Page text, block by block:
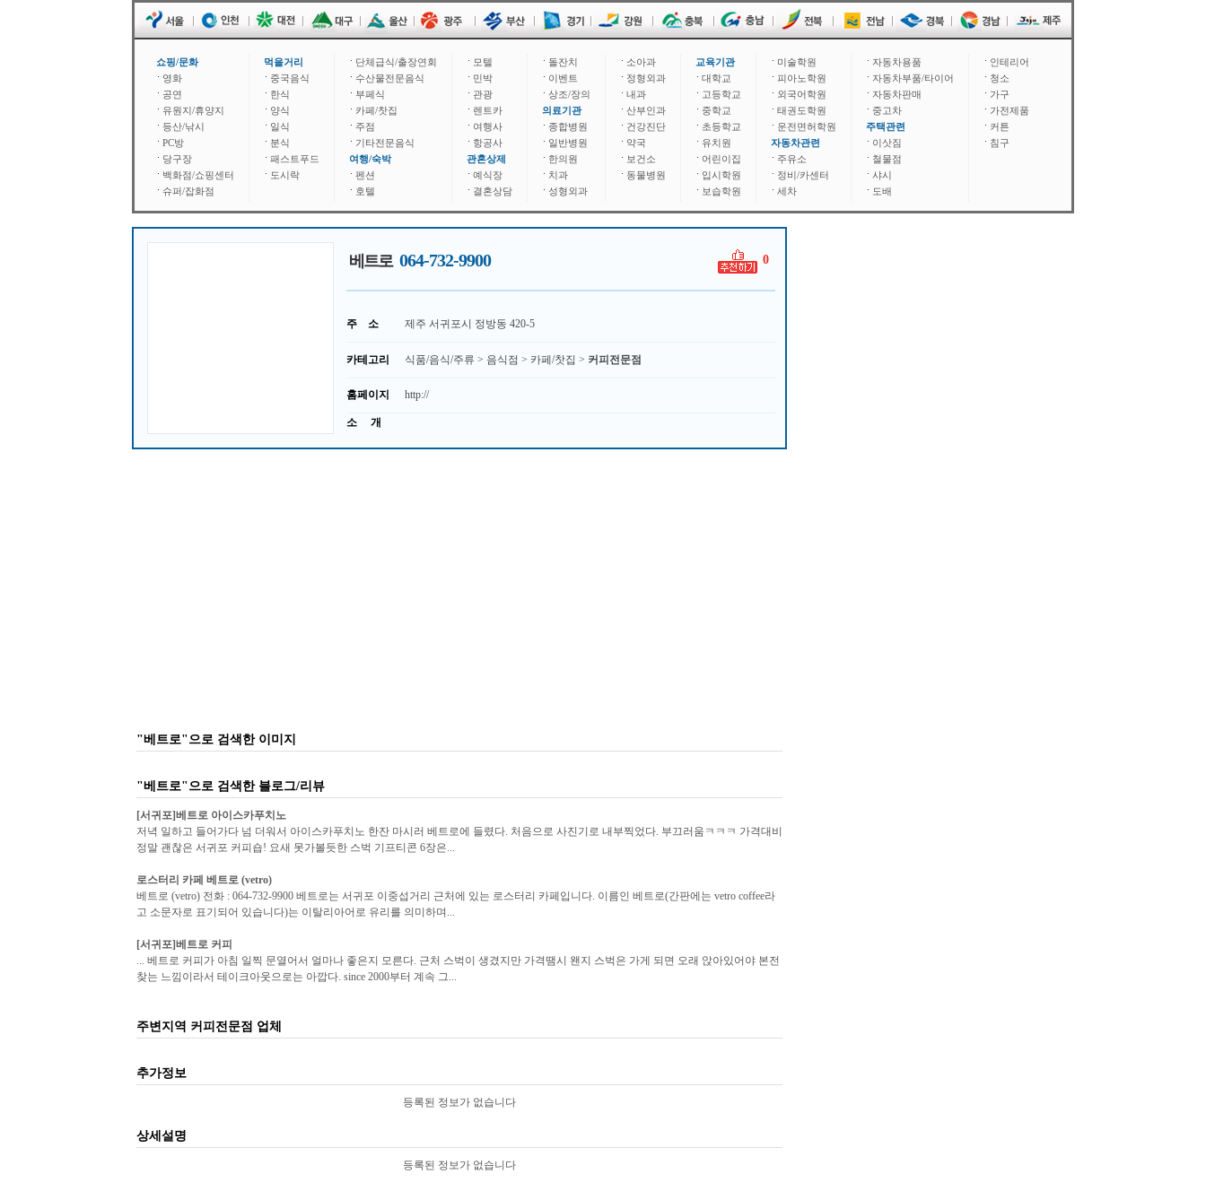
쇼핑/문화
영화
공연
유원지/휴양지
등산/낚시
PC방
당구장
백화점/쇼핑센터
슈퍼/잡화점
먹을거리
중국음식
한식
양식
일식
분식
패스트푸드
도시락
단체급식/출장연회
수산물전문음식
부페식
카페/찻집
주점
기타전문음식
여행/숙박
펜션
호텔
모텔
민박
관광
렌트카
여행사
항공사
관혼상제
예식장
결혼상담
돌잔치
이벤트
상조/장의
의료기관
종합병원
일반병원
한의원
치과
성형외과
소아과
정형외과
내과
산부인과
건강진단
약국
보건소
동물병원
교육기관
대학교
고등학교
중학교
초등학교
유치원
어린이집
입시학원
보습학원
미술학원
피아노학원
외국어학원
태권도학원
운전면허학원
자동차관련
주유소
정비/카센터
세차
자동차용품
자동차부품/타이어
자동차판매
중고차
주택관련
이삿짐
철물점
샤시
도배
인테리어
청소
가구
가전제품
커튼
침구
베트로 064-732-9900 0
주 소 제주 서귀포시 정방동 420-5
카테고리 식품/음식/주류 > 음식점 > 카페/찻집 > 커피전문점
홈페이지 http://
소 개
"베트로"으로 검색한 이미지
"베트로"으로 검색한 블로그/리뷰
[서귀포]베트로 아이스카푸치노
저녁 일하고 들어가다 넘 더워서 아이스카푸치노 한잔 마시러 베트로에 들렸다. 처음으로 사진기로 내부찍었다. 부끄러움ㅋㅋㅋ 가격대비
정말 괜찮은 서귀포 커피숍! 요새 못가볼듯한 스벅 기프티콘 6장은...
로스터리 카페 베트로 (vetro)
베트로 (vetro) 전화 : 064-732-9900 베트로는 서귀포 이중섭거리 근처에 있는 로스터리 카페입니다. 이름인 베트로(간판에는 vetro coffee라
고 소문자로 표기되어 있습니다)는 이탈리아어로 유리를 의미하며...
[서귀포]베트로 커피
... 베트로 커피가 아침 일찍 문열어서 얼마나 좋은지 모른다. 근처 스벅이 생겼지만 가격땜시 왠지 스벅은 가게 되면 오래 앉아있어야 본전
찾는 느낌이라서 테이크아웃으로는 아깝다. since 2000부터 계속 그...
주변지역 커피전문점 업체
추가정보
등록된 정보가 없습니다
상세설명
등록된 정보가 없습니다